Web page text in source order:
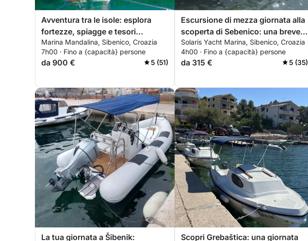
Avventura tra le isole: esplora
fortezze, spiagge e tesori
nascosti
Marina Mandalina, Sibenico, Croazia
7h00 · Fino a {capacità} persone
da 900 € 5 (51)
Escursione di mezza giornata alla
scoperta di Sebenico: una breve
fuga in motoscafo.
Solaris Yacht Marina, Sibenico, Croazia
4h00 · Fino a {capacità} persone
da 315 € 5 (35)
La tua giornata a Šibenik: Scopri Grebaštica: una giornata